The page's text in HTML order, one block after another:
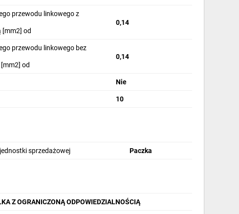
przewodu linkowego z
[mm2] od
0,14
przewodu linkowego bez
od
0,14
Nie
10
sprzedażowej Paczka
Z OGRANICZONĄ ODPOWIEDZIALNOŚCIĄ